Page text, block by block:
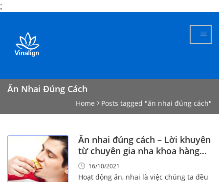
;
content
Ăn Nhai Đúng Cách
Home Posts tagged "ăn nhai đúng cách"
Ăn nhai đúng cách – Lời khuyên
từ chuyên gia nha khoa hàng
đầu!16/10/2021
Hoạt động ăn, nhai là việc chúng ta đều